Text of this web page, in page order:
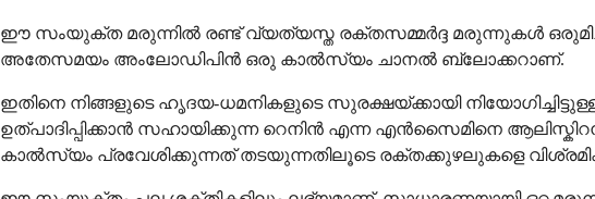
ഈ സംയുക്ത മരുന്നിൽ രണ്ട് വ്യത്യസ്ത രക്തസമ്മർദ്ദ മരുന്നുകൾ ഒരുമിച്ച്
അതേസമയം അംലോഡിപിൻ ഒരു കാൽസ്യം ചാനൽ ബ്ലോക്കറാണ്.
ഇതിനെ നിങ്ങളുടെ ഹൃദയ-ധമനികളുടെ സുരക്ഷയ്ക്കായി
ഉത്പാദിപ്പിക്കാൻ സഹായിക്കുന്ന റെനിൻ എന്ന എൻസൈമിനെ
കാൽസ്യം പ്രവേശിക്കുന്നത് തടയുന്നതിലൂടെ രക്തക്കുഴലുകളെ